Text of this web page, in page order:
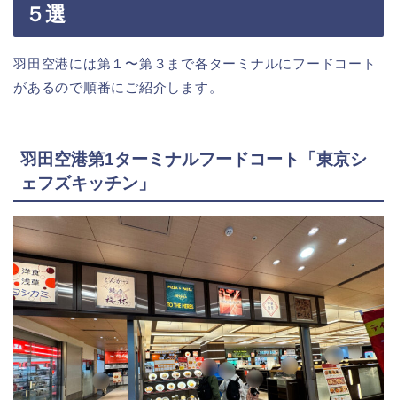
５選
羽田空港には第１〜第３まで各ターミナルにフードコート
があるので順番にご紹介します。
羽田空港第1ターミナルフードコート「東京シ
ェフズキッチン」